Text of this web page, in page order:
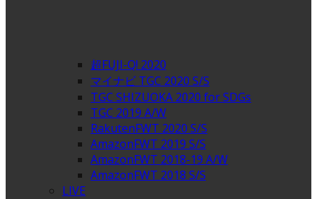
超FUJI-Q! 2020
マイナビ TGC 2020 S/S
TGC SHIZUOKA 2020 for SDGs
TGC 2019 A/W
RakutenFWT 2020 S/S
AmazonFWT 2019 S/S
AmazonFWT 2018-19 A/W
AmazonFWT 2018 S/S
LIVE